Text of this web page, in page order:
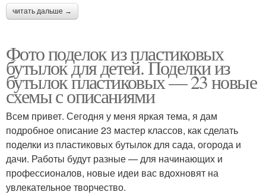
читать дальше →
Фото поделок из пластиковых
бутылок для детей. Поделки из
бутылок пластиковых — 23 новые
схемы с описаниями
Всем привет. Сегодня у меня яркая тема, я дам
подробное описание 23 мастер классов, как сделать
поделки из пластиковых бутылок для сада, огорода и
дачи. Работы будут разные — для начинающих и
профессионалов, новые идеи вас вдохновят на
увлекательное творчество.